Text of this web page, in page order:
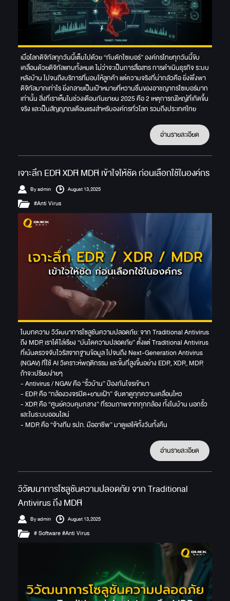
เมื่อโลกดิจิทัลทุกวันนี้เต็มไปด้วย “กับดักไซเบอร์” องค์กรไทยทุกวันนี้ขับ
เคลื่อนด้วยดิจิทัลแทบทั้งหมด ไม่ว่าจะเป็นการสื่อสาร การดำเนินธุรกิจ ระบบ
หลังบ้าน ไปจนถึงบริการที่มอบให้ลูกค้า แต่ความจริงที่น่ากลัวคือ ยิ่งพึ่งพา
ดิจิทัลมากเท่าไร ยิ่งกลายเป็นเป้าหมายที่หวานชื่นของอาชญากรไซเบอร์มาก
เท่านั้น สิ่งที่เราเห็นในช่วงเดือนกันยายน 2025 คือ 2 เหตุการณ์ใหญ่ที่เกิดขึ้น
จริง และเป็นสัญญาณเตือนแรงสำหรับองค์กรทั่วโลก รวมถึงประเทศไทย
อ่านรายละเอียด
เจาะลึก EDR XDR MDR เข้าใจให้ชัด ก่อนเลือกใช้ในองค์กร
By admin August 13,2025
#Anti Virus
ในบทความ วิวัฒนาการโซลูชันความปลอดภัย: จาก Traditional Antivirus
ถึง MDR เราได้ไล่เรียง “บันไดความปลอดภัย” ตั้งแต่ Traditional Antivirus
ที่เน้นตรวจจับไวรัสจากฐานข้อมูล ไปจนถึง Next-Generation Antivirus
(NGAV) ที่ใช้ AI วิเคราะห์พฤติกรรม และขั้นที่สูงขึ้นอย่าง EDR, XDR, MDR
ถ้าจะเปรียบง่ายๆ
- Antivirus / NGAV คือ “รั้วบ้าน” ป้องกันโจรเข้ามา
- EDR คือ “กล้องวงจรปิด+ยามเฝ้า” จับตาดูทุกความเคลื่อนไหว
- XDR คือ “ศูนย์ควบคุมกลาง” ที่รวมภาพจากทุกกล้อง ทั้งในบ้าน นอกรั้ว
และในระบบออนไลน์
- MDR คือ “จ้างทีม รปภ. มืออาชีพ” มาดูแลให้ทั้งวันทั้งคืน
อ่านรายละเอียด
วิวัฒนาการโซลูชันความปลอดภัย จาก Traditional
Antivirus ถึง MDR
By admin August 13,2025
# Software #Anti Virus